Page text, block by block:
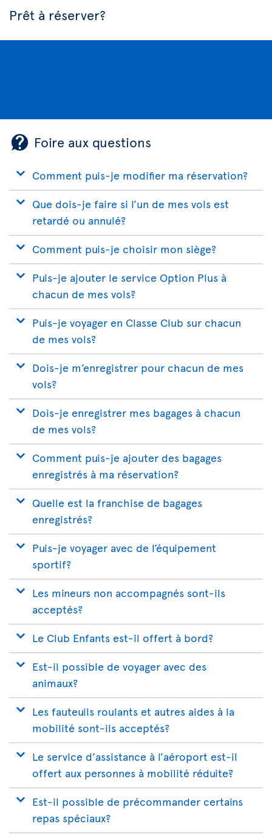
Prêt à réserver?
Foire aux questions
Comment puis-je modifier ma réservation?
Que dois-je faire si l’un de mes vols est
retardé ou annulé?
Comment puis-je choisir mon siège?
Puis-je ajouter le service Option Plus à
chacun de mes vols?
Puis-je voyager en Classe Club sur chacun
de mes vols?
Dois-je m’enregistrer pour chacun de mes
vols?
Dois-je enregistrer mes bagages à chacun
de mes vols?
Comment puis-je ajouter des bagages
enregistrés à ma réservation?
Quelle est la franchise de bagages
enregistrés?
Puis-je voyager avec de l’équipement
sportif?
Les mineurs non accompagnés sont-ils
acceptés?
Le Club Enfants est-il offert à bord?
Est-il possible de voyager avec des
animaux?
Les fauteuils roulants et autres aides à la
mobilité sont-ils acceptés?
Le service d’assistance à l’aéroport est-il
offert aux personnes à mobilité réduite?
Est-il possible de précommander certains
repas spéciaux?